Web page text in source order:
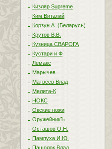
Кизляр Supreme
Ким Виталий
Корзун А. (Беларусь)
Крутов В.В.
Кузница СВАРОГА
Кустари и Ф
Лемакс
Марычев
Матвеев Влад
Мелита-К
НОКС
Окские ножи
ОружейникЪ
Осташов О.Н.
Пампуха И.Ю.
Пашолок Влад